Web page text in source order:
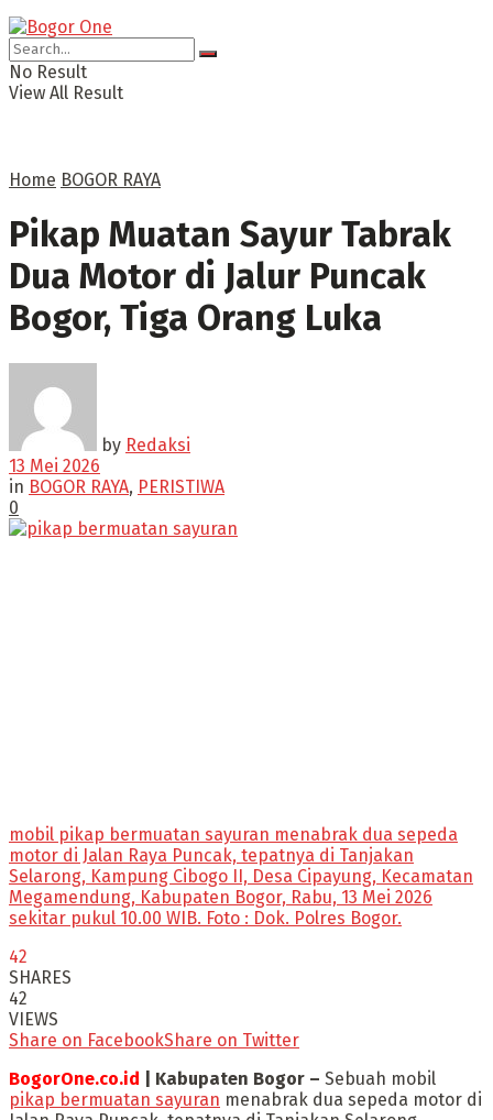
No Result
View All Result
Home BOGOR RAYA
Pikap Muatan Sayur Tabrak
Dua Motor di Jalur Puncak
Bogor, Tiga Orang Luka
by Redaksi
13 Mei 2026
in BOGOR RAYA, PERISTIWA
0
mobil pikap bermuatan sayuran menabrak dua sepeda
motor di Jalan Raya Puncak, tepatnya di Tanjakan
Selarong, Kampung Cibogo II, Desa Cipayung, Kecamatan
Megamendung, Kabupaten Bogor, Rabu, 13 Mei 2026
sekitar pukul 10.00 WIB. Foto : Dok. Polres Bogor.
42
SHARES
42
VIEWS
Share on FacebookShare on Twitter
BogorOne.co.id | Kabupaten Bogor – Sebuah mobil
pikap bermuatan sayuran menabrak dua sepeda motor di